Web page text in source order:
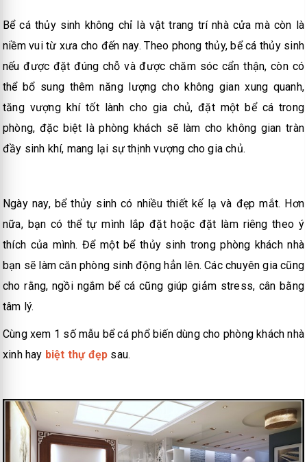
Bể cá thủy sinh không chỉ là vật trang trí nhà cửa mà còn là
niềm vui từ xưa cho đến nay. Theo phong thủy, bể cá thủy sinh
nếu được đặt đúng chỗ và được chăm sóc cẩn thận, còn có
thể bổ sung thêm năng lượng cho không gian xung quanh,
tăng vượng khí tốt lành cho gia chủ, đặt một bể cá trong
phòng, đặc biệt là phòng khách sẽ làm cho không gian tràn
đầy sinh khí, mang lại sự thịnh vượng cho gia chủ.
Ngày nay, bể thủy sinh có nhiều thiết kế lạ và đẹp mắt. Hơn
nữa, bạn có thể tự mình lắp đặt hoặc đặt làm riêng theo ý
thích của mình. Để một bể thủy sinh trong phòng khách nhà
bạn sẽ làm căn phòng sinh động hẳn lên. Các chuyên gia cũng
cho rằng, ngồi ngắm bể cá cũng giúp giảm stress, cân bằng
tâm lý.
Cùng xem 1 số mẫu bể cá phổ biến dùng cho phòng khách nhà
xinh hay biệt thự đẹp sau.